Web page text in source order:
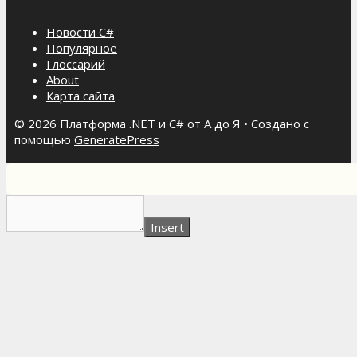
Новости C#
Популярное
Глоссарий
About
Карта сайта
© 2026 Платформа .NET и C# от А до Я • Создано с
помощью GeneratePress
Insert